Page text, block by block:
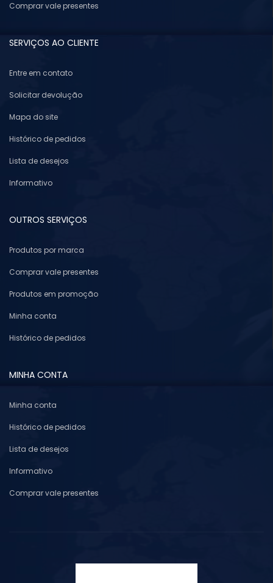
Comprar vale presentes
SERVIÇOS AO CLIENTE
Entre em contato
Solicitar devolução
Mapa do site
Histórico de pedidos
Lista de desejos
Informativo
OUTROS SERVIÇOS
Produtos por marca
Comprar vale presentes
Produtos em promoção
Minha conta
Histórico de pedidos
MINHA CONTA
Minha conta
Histórico de pedidos
Lista de desejos
Informativo
Comprar vale presentes